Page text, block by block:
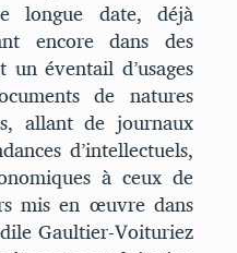
longue date, déjà
encore dans des
éventail d’usages
de natures
allant de journaux
d’intellectuels,
à ceux de
mis en œuvre dans
Gaultier-Voituriez